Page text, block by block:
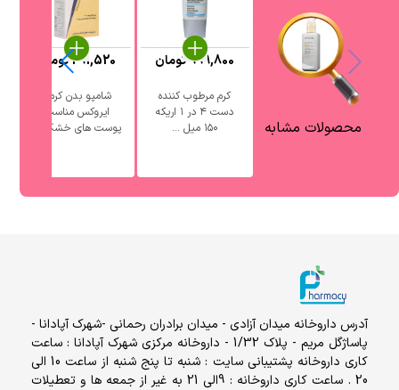
محصولات مشابه
کرم مرطوب کننده
دست ۴ در ۱ اریکه
۱۵۰ میل ...
999,800تومان
شامپو بدن کرمی
ایروکس مناسب
پوست های خشک ...
291,520تومان
آدرس داروخانه میدان آزادی - میدان برادران رحمانی -شهرک آپادانا -
پاساژگل مریم - پلاک 1/32 - داروخانه مرکزی شهرک آپادانا : ساعت
کاری داروخانه پشتیبانی سایت : شنبه تا پنج شنبه از ساعت 10 الی
20 . ساعت کاری داروخانه : 9الی 21 به غیر از جمعه ها و تعطیلات